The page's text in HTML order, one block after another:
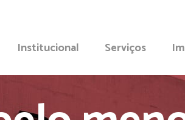
Institucional Serviços